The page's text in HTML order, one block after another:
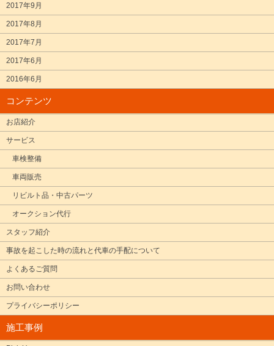
2017年9月
2017年8月
2017年7月
2017年6月
2016年6月
コンテンツ
お店紹介
サービス
車検整備
車両販売
リビルト品・中古パーツ
オークション代行
スタッフ紹介
事故を起こした時の流れと代車の手配について
よくあるご質問
お問い合わせ
プライバシーポリシー
施工事例